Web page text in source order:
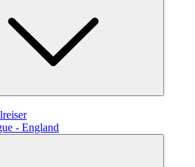
- England